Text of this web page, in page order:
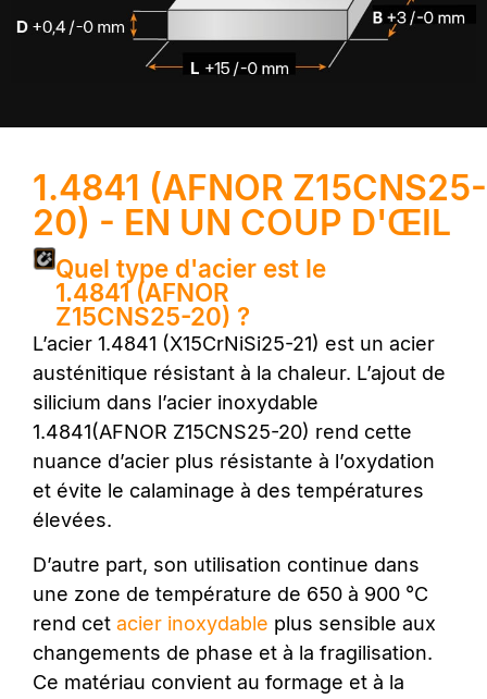
1.4841 (AFNOR Z15CNS25-
20) - EN UN COUP D'ŒIL
Quel type d'acier est le
1.4841 (AFNOR
Z15CNS25-20) ?
L’acier 1.4841 (X15CrNiSi25-21) est un acier
austénitique résistant à la chaleur. L’ajout de
silicium dans l’acier inoxydable
1.4841(AFNOR Z15CNS25-20) rend cette
nuance d’acier plus résistante à l’oxydation
et évite le calaminage à des températures
élevées.
D’autre part, son utilisation continue dans
une zone de température de 650 à 900 °C
rend cet acier inoxydable plus sensible aux
changements de phase et à la fragilisation.
Ce matériau convient au formage et à la